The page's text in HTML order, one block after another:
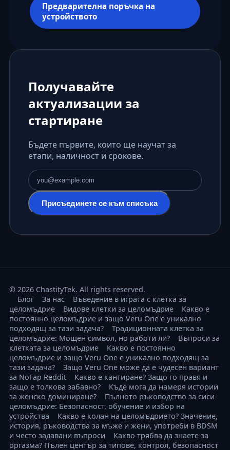
Предварителна поръчка на
устройството
Получавайте
актуализации за
стартиране
Бъдете първите, които ще научат за
етапи, наличност и срокове.
Имейл адрес
Присъединете се към списъка
© 2026 ChastityTek. All rights reserved.
Блог
За нас
Въведение в играта с клетка за
целомъдрие
Видове клетки за целомъдрие
Какво е
постоянно целомъдрие и защо Veru One е уникално
подходящ за тази задача?
Традиционната клетка за
целомъдрие: Мощен символ, но работи ли?
Въпроси за
клетката за целомъдрие
Какво е постоянно
целомъдрие и защо Veru One е уникално подходящ за
тази задача?
Защо Veru One може да е чудесен вариант
за NoFap Reddit
Какво е кантиране? Защо го правя и
защо е толкова забавно?
Къде мога да намеря истории
за женско доминиране?
Пълното ръководство за сиси
целомъдрие: Безопасност, обучение и избор на
устройства
Какво е колан на целомъдрието? Значение,
история, ръководства за мъже и жени, употреби в BDSM
и често задавани въпроси
Какво трябва да знаете за
оргазма? Пълен център за типове, контрол, безопасност